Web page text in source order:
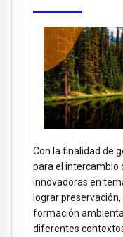
Con la finalidad de
para el intercambio
innovadoras en
lograr
formación
diferentes